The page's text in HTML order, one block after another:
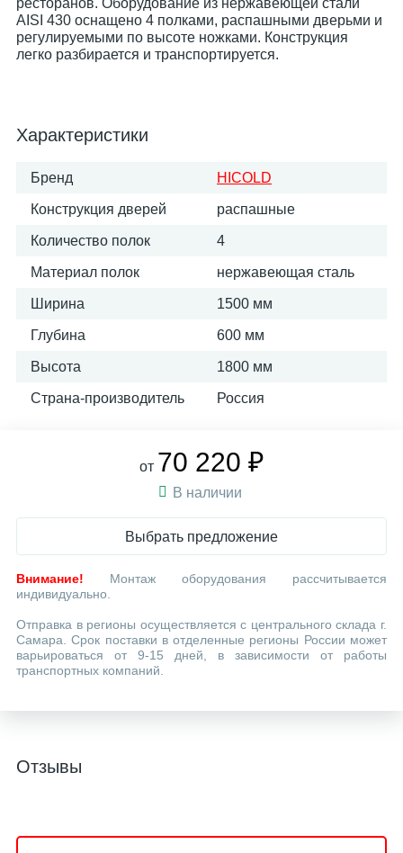
ресторанов. Оборудование из нержавеющей стали
AISI 430 оснащено 4 полками, распашными дверьми и
регулируемыми по высоте ножками. Конструкция
легко разбирается и транспортируется.
Характеристики
Бренд HICOLD
Конструкция дверей распашные
Количество полок 4
Материал полок нержавеющая сталь
Ширина 1500 мм
Глубина 600 мм
Высота 1800 мм
Страна-производитель Россия
от 70 220 ₽
В наличии
Выбрать предложение
Внимание! Монтаж оборудования рассчитывается
индивидуально.
Отправка в регионы осуществляется с центрального склада г.
Самара. Срок поставки в отделенные регионы России может
варьироваться от 9-15 дней, в зависимости от работы
транспортных компаний.
Отзывы